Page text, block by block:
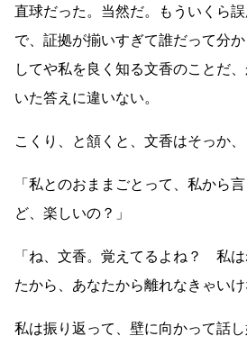
直球だった。当然だ。もういくら
で、証拠が揃いすぎて誰だって分
してや私を良く知る文香のことだ
いた答えに違いない。
こくり、と頷くと、文香はそっか、
「私とのおままごとって、私から
ど、楽しいの？」
「ね、文香。覚えてるよね？ 私
たから、あなたから離れなきゃいけ
私は振り返って、壁に向かって話